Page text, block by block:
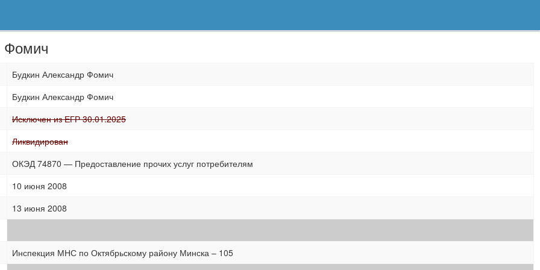
Фомич
Будкин Александр Фомич
Будкин Александр Фомич
Исключен из ЕГР 30.01.2025
Ликвидирован
ОКЭД 74870 — Предоставление прочих услуг потребителям
10 июня 2008
13 июня 2008
Инспекция МНС по Октябрьскому району Минска – 105